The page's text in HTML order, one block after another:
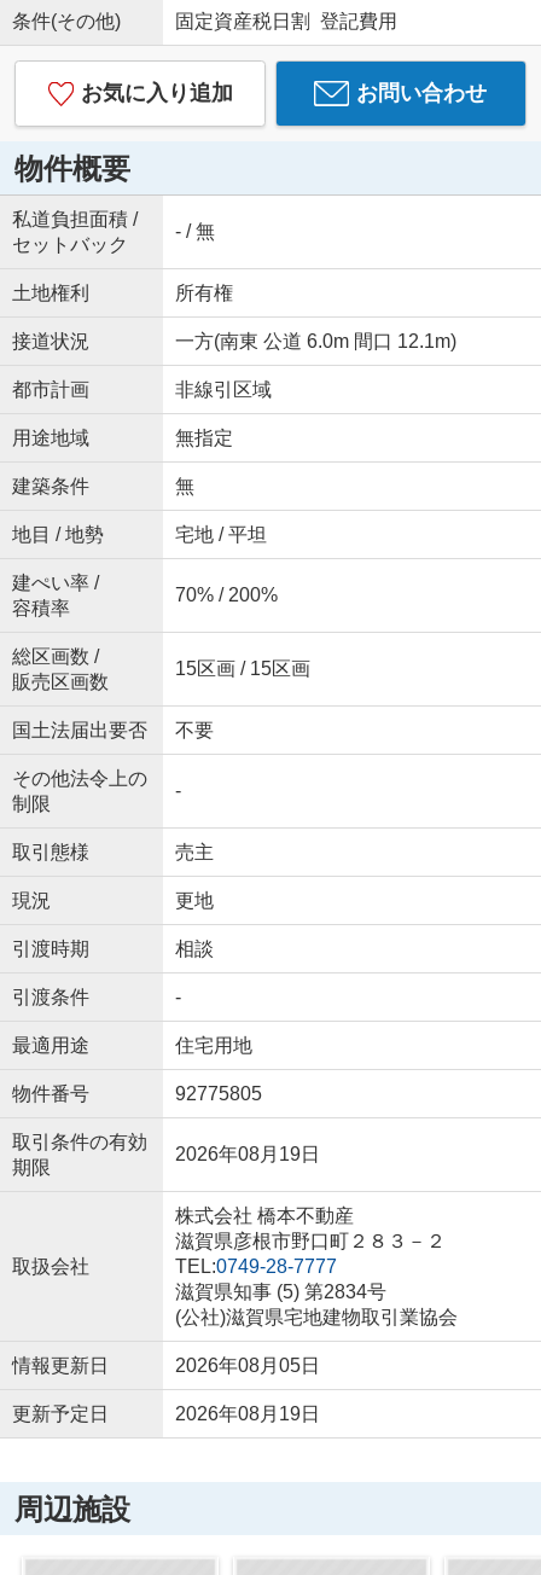
条件(その他) 固定資産税日割 登記費用
お気に入り追加 お問い合わせ
物件概要
私道負担面積 /
セットバック
- / 無
土地権利 所有権
接道状況 一方(南東 公道 6.0m 間口 12.1m)
都市計画 非線引区域
用途地域 無指定
建築条件 無
地目 / 地勢 宅地 / 平坦
建ぺい率 /
容積率
70% / 200%
総区画数 /
販売区画数
15区画 / 15区画
国土法届出要否 不要
その他法令上の
制限
-
取引態様 売主
現況 更地
引渡時期 相談
引渡条件 -
最適用途 住宅用地
物件番号 92775805
取引条件の有効
期限
2026年08月19日
取扱会社
株式会社 橋本不動産
滋賀県彦根市野口町２８３－２
TEL:0749-28-7777
滋賀県知事 (5) 第2834号
(公社)滋賀県宅地建物取引業協会
情報更新日 2026年08月05日
更新予定日 2026年08月19日
周辺施設